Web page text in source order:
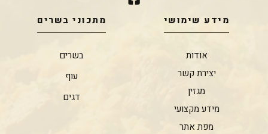
מידע שימושי
אודות
יצירת קשר
מגזין
מידע מקצועי
מפת אתר
מתכוני בשרים
בשרים
עוף
דגים